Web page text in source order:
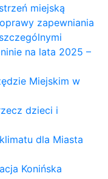
miejską
zapewniania
na lata 2025 –
Miejskim w
dzieci i
dla Miasta
Konińska